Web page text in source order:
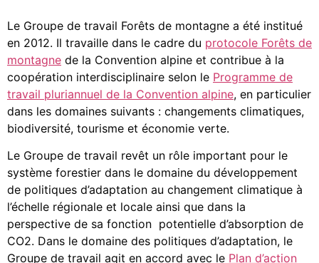
Le Groupe de travail Forêts de montagne a été institué
en 2012. Il travaille dans le cadre du protocole Forêts de
montagne de la Convention alpine et contribue à la
coopération interdisciplinaire selon le Programme de
travail pluriannuel de la Convention alpine, en particulier
dans les domaines suivants : changements climatiques,
biodiversité, tourisme et économie verte.
Le Groupe de travail revêt un rôle important pour le
système forestier dans le domaine du développement
de politiques d’adaptation au changement climatique à
l’échelle régionale et locale ainsi que dans la
perspective de sa fonction potentielle d’absorption de
CO2. Dans le domaine des politiques d’adaptation, le
Groupe de travail agit en accord avec le Plan d’action